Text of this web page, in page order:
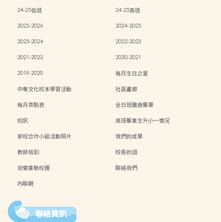
24-25低班
24-25高班
2025-2026
2024-2025
2023-2024
2022-2023
2021-2022
2020-2021
2019-2020
每月生日之星
中華文化校本學習活動
社區畫廊
每月茶點表
全日班膳食餐單
校訊
高班畢業生升小一情況
家校合作小組活動照片
我們的成果
教師培訓
校長的話
幼營喜動校園
聯絡我們
內聯網
聯絡資訊